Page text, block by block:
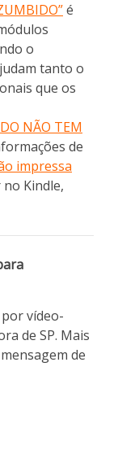
é
o
tanto o
que os
NÃO TEM
de
impressa
Kindle,
vídeo-
de SP. Mais
de